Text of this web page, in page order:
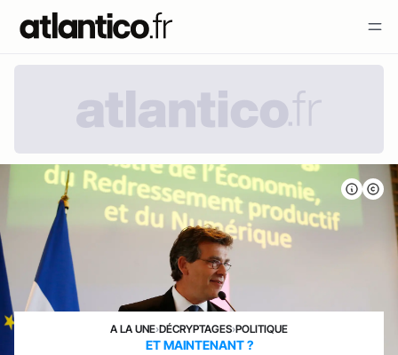
A LA UNE›DÉCRYPTAGES›POLITIQUE
ET MAINTENANT ?